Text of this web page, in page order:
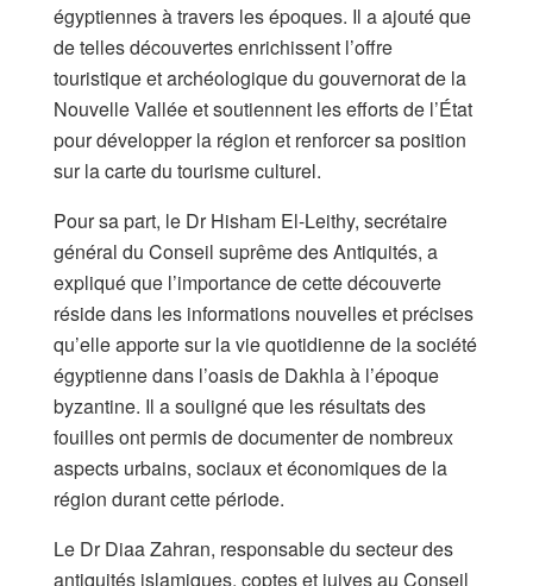
égyptiennes à travers les époques. Il a ajouté que
de telles découvertes enrichissent l’offre
touristique et archéologique du gouvernorat de la
Nouvelle Vallée et soutiennent les efforts de l’État
pour développer la région et renforcer sa position
sur la carte du tourisme culturel.
Pour sa part, le Dr Hisham El-Leithy, secrétaire
général du Conseil suprême des Antiquités, a
expliqué que l’importance de cette découverte
réside dans les informations nouvelles et précises
qu’elle apporte sur la vie quotidienne de la société
égyptienne dans l’oasis de Dakhla à l’époque
byzantine. Il a souligné que les résultats des
fouilles ont permis de documenter de nombreux
aspects urbains, sociaux et économiques de la
région durant cette période.
Le Dr Diaa Zahran, responsable du secteur des
antiquités islamiques, coptes et juives au Conseil